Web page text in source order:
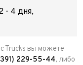
- 4 дня,
Trucks вы можете
229-55-44, либо